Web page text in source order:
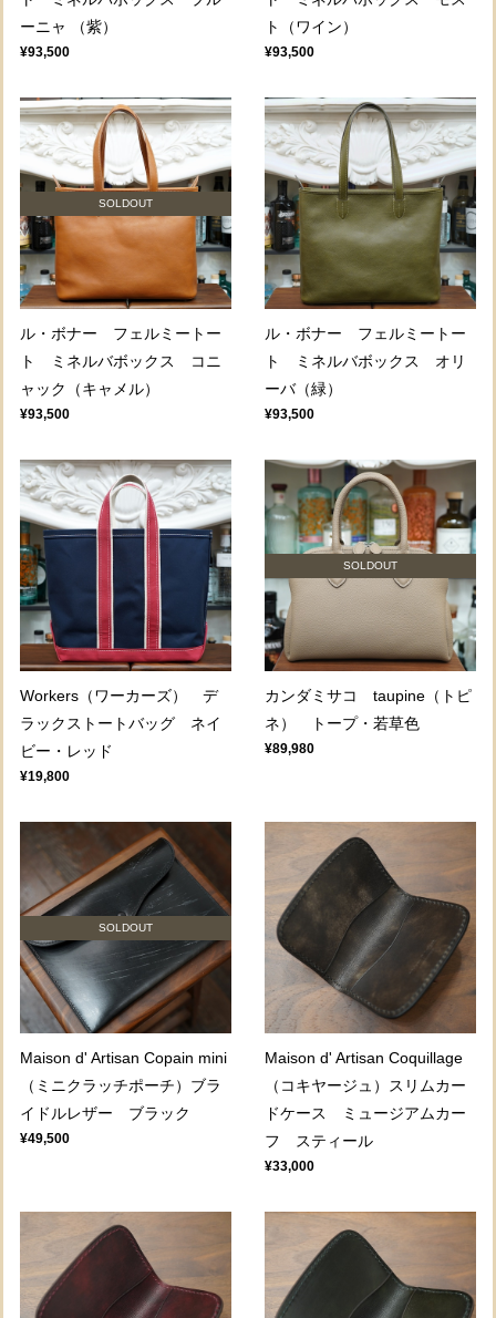
ーニャ （紫）
¥93,500
ト（ワイン）
¥93,500
SOLDOUT
ル・ボナー フェルミートー
ト ミネルバボックス コニ
ャック（キャメル）
¥93,500
ル・ボナー フェルミートー
ト ミネルバボックス オリ
ーバ（緑）
¥93,500
Workers（ワーカーズ） デ
ラックストートバッグ ネイ
ビー・レッド
¥19,800
SOLDOUT
カンダミサコ taupine（トピ
ネ） トープ・若草色
¥89,980
SOLDOUT
Maison d' Artisan Copain mini
（ミニクラッチポーチ）ブラ
イドルレザー ブラック
¥49,500
Maison d' Artisan Coquillage
（コキヤージュ）スリムカー
ドケース ミュージアムカー
フ スティール
¥33,000